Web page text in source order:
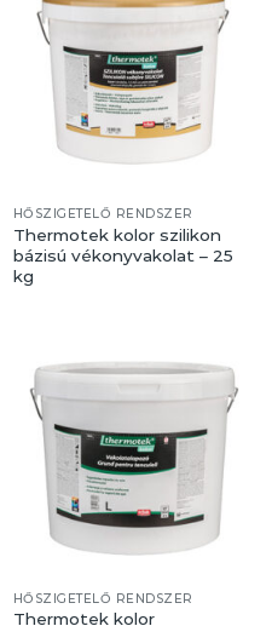
HŐSZIGETELŐ RENDSZER
Thermotek kolor szilikon
bázisú vékonyvakolat – 25
kg
HŐSZIGETELŐ RENDSZER
Thermotek kolor